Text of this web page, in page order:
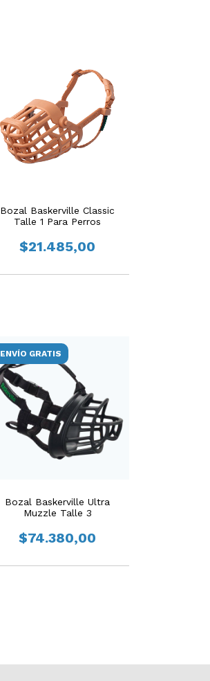
Bozal Baskerville Classic
Talle 1 Para Perros
$21.485,00
ENVÍO GRATIS
Bozal Baskerville Ultra
Muzzle Talle 3
$74.380,00